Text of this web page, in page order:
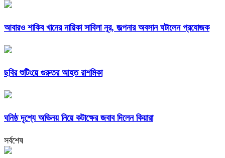
আবারও শাকিব খানের নায়িকা সাবিলা নূর, জল্পনার অবসান ঘটালেন প্রযোজক
ছবির শুটিংয়ে গুরুতর আহত রাশমিকা
ঘনিষ্ঠ দৃশ্যে অভিনয় নিয়ে কটাক্ষের জবাব দিলেন কিয়ারা
সর্বশেষ